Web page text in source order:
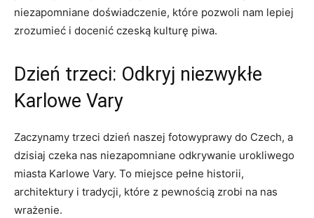
niezapomniane doświadczenie, które‌ pozwoli​ nam⁣ lepiej
zrozumieć i‌ docenić czeską ​kulturę piwa.
Dzień trzeci: ⁣Odkryj niezwykłe
Karlowe Vary
Zaczynamy trzeci dzień naszej fotowyprawy do Czech, a
dzisiaj ⁤czeka nas niezapomniane ‌odkrywanie urokliwego ​
miasta Karlowe Vary.⁢ To miejsce⁣ pełne historii,
architektury⁤ i tradycji, które⁢ z pewnością⁤ zrobi na nas‍
wrażenie.